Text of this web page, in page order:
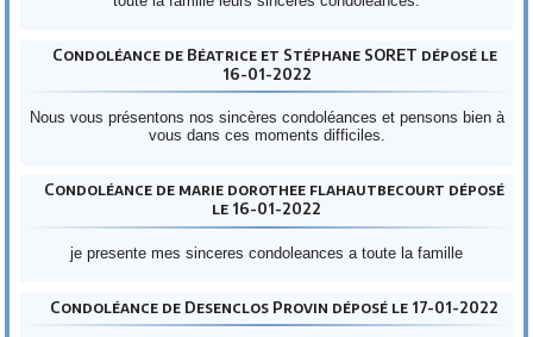
Condoléance de Béatrice et Stéphane SORET déposé le
16-01-2022
Nous vous présentons nos sincères condoléances et pensons bien à
vous dans ces moments difficiles.
Condoléance de marie dorothee flahautbecourt déposé
le 16-01-2022
je presente mes sinceres condoleances a toute la famille
Condoléance de Desenclos Provin déposé le 17-01-2022